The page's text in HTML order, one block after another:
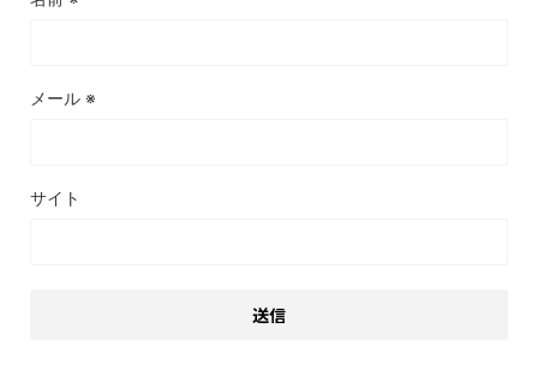
メール ※
サイト